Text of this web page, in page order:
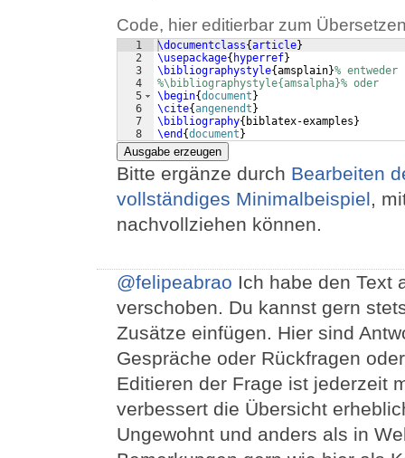
Code, hier editierbar zum
1
2
3
4
5
6
7
8
\documentclass{article}
\usepackage{ hyperref}
\bibliographystyle{amsplain}% entweder
%\bibliographystyle{amsalpha}% oder
\begin{document }
\cite{angenendt }
\bibliography{ biblatex-examples }
\end {document }
Ausgabe erzeugen
Bitte ergänze durch Bearbeiten
vollständiges Minimalbeispiel,
nachvollziehen können.
@felipeabrao Ich habe den Text
verschoben. Du kannst gern
Zusätze einfügen. Hier sind
Gespräche oder Rückfragen
Editieren der Frage ist jederzeit
verbessert die Übersicht
Ungewohnt und anders als in